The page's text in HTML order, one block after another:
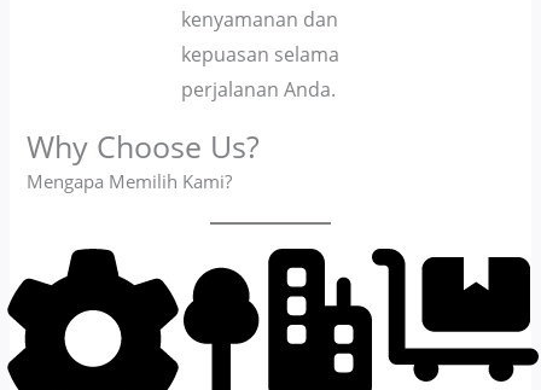
kenyamanan dan
kepuasan selama
perjalanan Anda.
Why Choose Us?
Mengapa Memilih Kami?